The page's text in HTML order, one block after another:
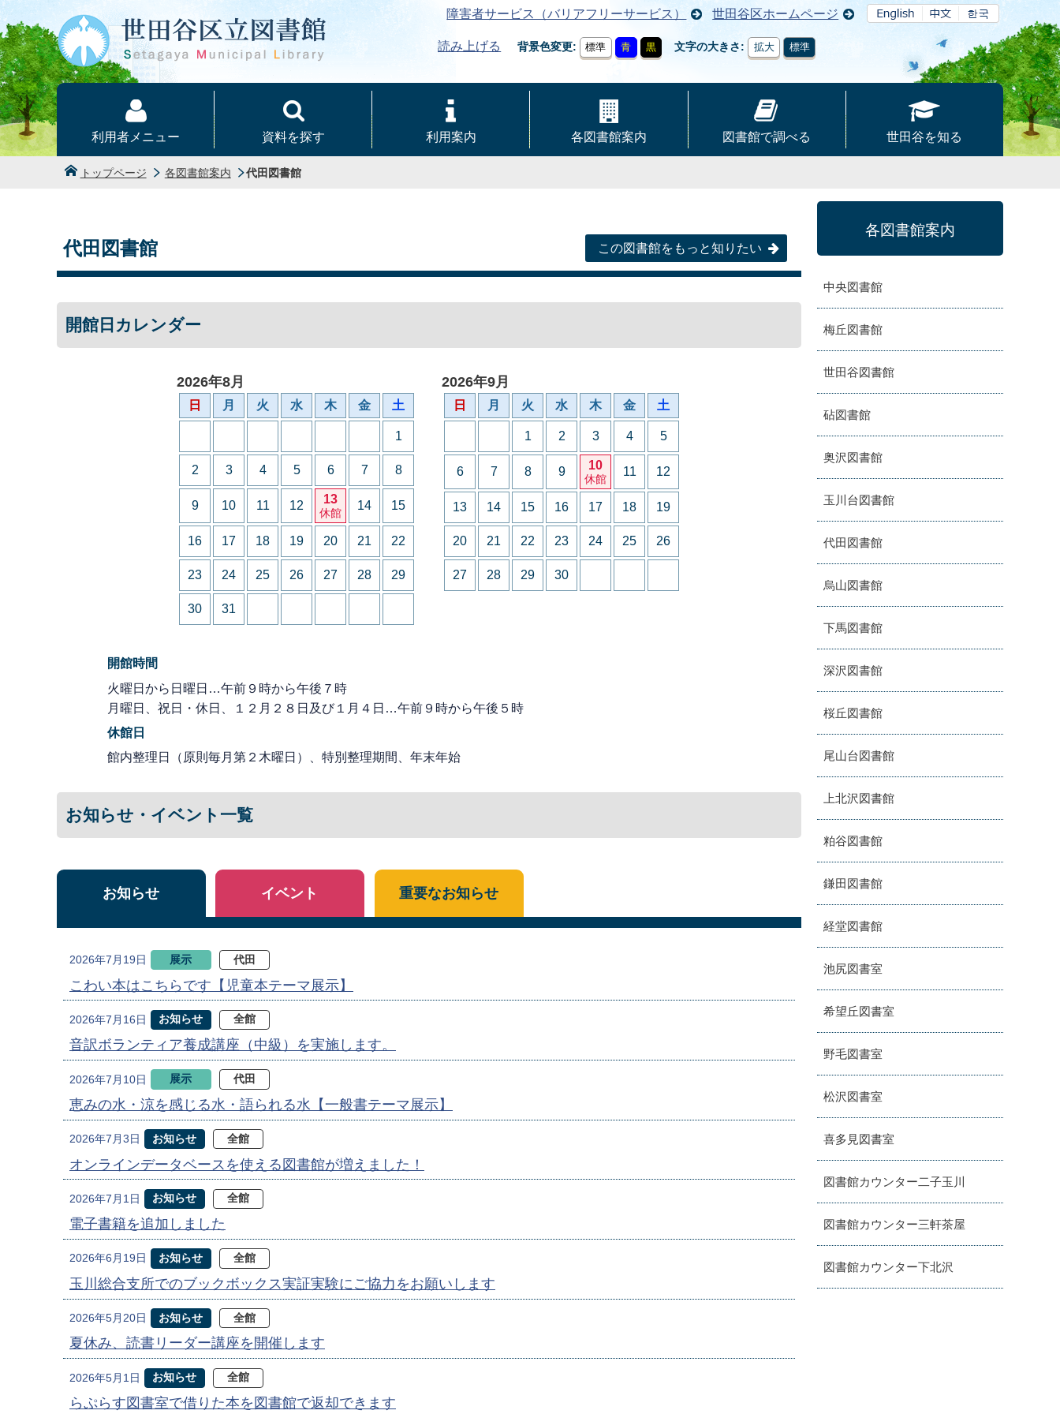
本文へ
障害者サービス（バリアフリーサービス） 世田谷区ホームページ
読み上げる 背景色変更 標準 青 黒 文字の大きさ 拡大 標準
利用者メニュー 資料を探す 利用案内 各図書館案内 図書館で調べる 世田谷を知る
トップページ 各図書館案内 代田図書館
代田図書館 この図書館をもっと知りたい
開館日カレンダー
2026年8月
日 月 火 水 木 金 土
1
2 3 4 5 6 7 8
9 10 11 12 13
休館
14 15
16 17 18 19 20 21 22
23 24 25 26 27 28 29
30 31
2026年9月
日 月 火 水 木 金 土
1 2 3 4 5
6 7 8 9 10
休館
11 12
13 14 15 16 17 18 19
20 21 22 23 24 25 26
27 28 29 30
開館時間
火曜日から日曜日…午前９時から午後７時
月曜日、祝日・休日、１２月２８日及び１月４日…午前９時から午後５時
休館日
館内整理日（原則毎月第２木曜日）、特別整理期間、年末年始
お知らせ・イベント一覧
お知らせ
2026年7月19日 展示 代田
こわい本はこちらです【児童本テーマ展示】
2026年7月16日 お知らせ 全館
音訳ボランティア養成講座（中級）を実施します。
2026年7月10日 展示 代田
恵みの水・涼を感じる水・語られる水【一般書テーマ展示】
2026年7月3日 お知らせ 全館
オンラインデータベースを使える図書館が増えました！
2026年7月1日 お知らせ 全館
電子書籍を追加しました
2026年6月19日 お知らせ 全館
玉川総合支所でのブックボックス実証実験にご協力をお願いします
2026年5月20日 お知らせ 全館
夏休み、読書リーダー講座を開催します
2026年5月1日 お知らせ 全館
らぷらす図書室で借りた本を図書館で返却できます
イベント 重要なお知らせ
各図書館案内
中央図書館
梅丘図書館
世田谷図書館
砧図書館
奥沢図書館
玉川台図書館
代田図書館
烏山図書館
下馬図書館
深沢図書館
桜丘図書館
尾山台図書館
上北沢図書館
粕谷図書館
鎌田図書館
経堂図書館
池尻図書室
希望丘図書室
野毛図書室
松沢図書室
喜多見図書室
図書館カウンター二子玉川
図書館カウンター三軒茶屋
図書館カウンター下北沢